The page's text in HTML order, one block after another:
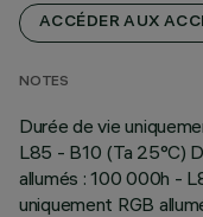
ACCÉDER AUX
NOTES
Durée de vie
L85 - B10 (Ta 25°C)
allumés : 100 000h -
uniquement RGB